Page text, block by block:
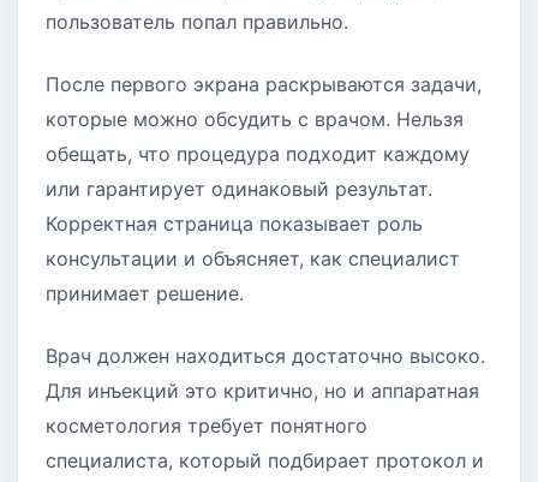
пользователь попал правильно.
После первого экрана раскрываются задачи,
которые можно обсудить с врачом. Нельзя
обещать, что процедура подходит каждому
или гарантирует одинаковый результат.
Корректная страница показывает роль
консультации и объясняет, как специалист
принимает решение.
Врач должен находиться достаточно высоко.
Для инъекций это критично, но и аппаратная
косметология требует понятного
специалиста, который подбирает протокол и